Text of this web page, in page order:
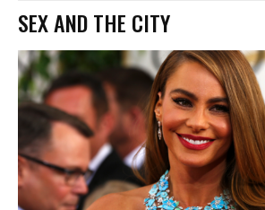
SEX AND THE CITY